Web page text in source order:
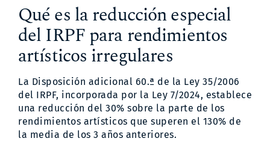
Qué es la reducción especial
del IRPF para rendimientos
artísticos irregulares
La Disposición adicional 60.ª de la Ley 35/2006
del IRPF, incorporada por la Ley 7/2024, establece
una reducción del 30% sobre la parte de los
rendimientos artísticos que superen el 130% de
la media de los 3 años anteriores.